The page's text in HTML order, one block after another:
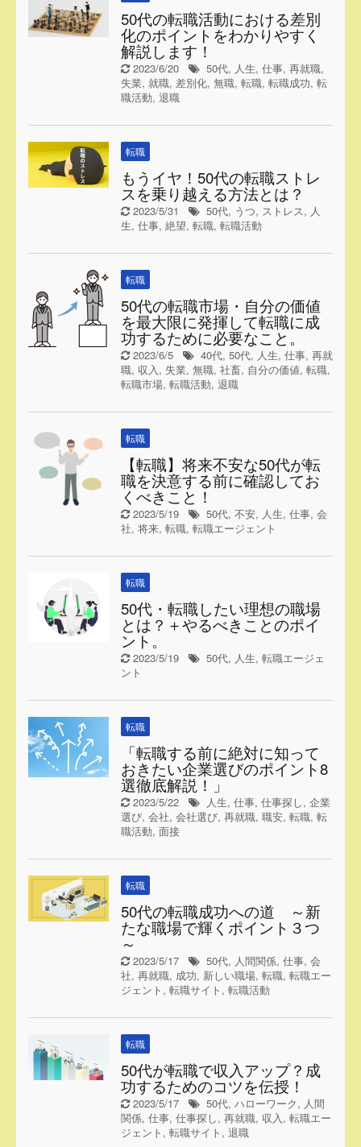
50代の転職活動における差別
化のポイントをわかりやすく
解説します！
2023/6/20 50代, 人生, 仕事, 再就職,
失業, 就職, 差別化, 無職, 転職, 転職成功, 転
職活動, 退職
転職
もうイヤ！50代の転職ストレ
スを乗り越える方法とは？
2023/5/31 50代, うつ, ストレス, 人
生, 仕事, 絶望, 転職, 転職活動
転職
50代の転職市場・自分の価値
を最大限に発揮して転職に成
功するために必要なこと。
2023/6/5 40代, 50代, 人生, 仕事, 再就
職, 収入, 失業, 無職, 社畜, 自分の価値, 転職,
転職市場, 転職活動, 退職
転職
【転職】将来不安な50代が転
職を決意する前に確認してお
くべきこと！
2023/5/19 50代, 不安, 人生, 仕事, 会
社, 将来, 転職, 転職エージェント
転職
50代・転職したい理想の職場
とは？＋やるべきことのポイ
ント。
2023/5/19 50代, 人生, 転職エージェ
ント
転職
「転職する前に絶対に知って
おきたい企業選びのポイント8
選徹底解説！」
2023/5/22 人生, 仕事, 仕事探し, 企業
選び, 会社, 会社選び, 再就職, 職安, 転職, 転
職活動, 面接
転職
50代の転職成功への道 ～新
たな職場で輝くポイント３つ
～
2023/5/17 50代, 人間関係, 仕事, 会
社, 再就職, 成功, 新しい職場, 転職, 転職エー
ジェント , 転職サイト , 転職活動
転職
50代が転職で収入アップ？成
功するためのコツを伝授！
2023/5/17 50代, ハローワーク, 人間
関係, 仕事, 仕事探し, 再就職, 収入, 転職エー
ジェント , 転職サイト , 退職